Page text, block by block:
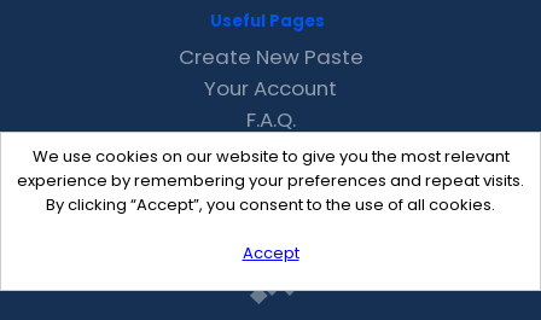
We use cookies on our website to give you the most relevant
experience by remembering your preferences and repeat visits.
By clicking “Accept”, you consent to the use of all cookies.
Accept
Useful Pages
Create New Paste
Your Account
F.A.Q.
Recent
Contact